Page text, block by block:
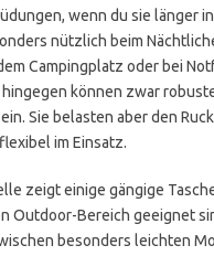
wenn du sie länger in
nützlich beim
Campingplatz oder bei
können zwar
Sie belasten aber den
im Einsatz.
zeigt einige gängige
Outdoor-Bereich geeignet
besonders leichten